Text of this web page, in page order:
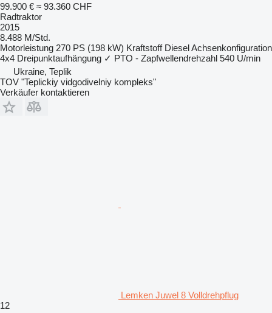
99.900 € ≈ 93.360 CHF
Radtraktor
2015
8.488 M/Std.
Motorleistung 270 PS (198 kW) Kraftstoff DieselAchsenkonfiguration
4x4 Dreipunktaufhängung ✓ PTO - Zapfwellendrehzahl 540 U/min
Ukraine, Teplik
TOV "Teplickiy vidgodivelniy kompleks"
Verkäufer kontaktieren
Lemken Juwel 8 Volldrehpflug
12